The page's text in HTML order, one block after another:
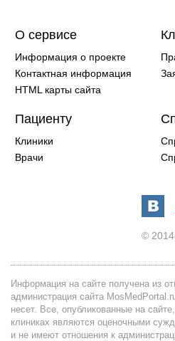
О сервисе
Информация о проекте
Контактная информация
HTML карты сайта
Пациенту
Клиники
Врачи
©
Информация на сайте получена из
администрация сайта
несет. Все, опубликованные на
клиниках являются оценочными
и не имеют отношения к